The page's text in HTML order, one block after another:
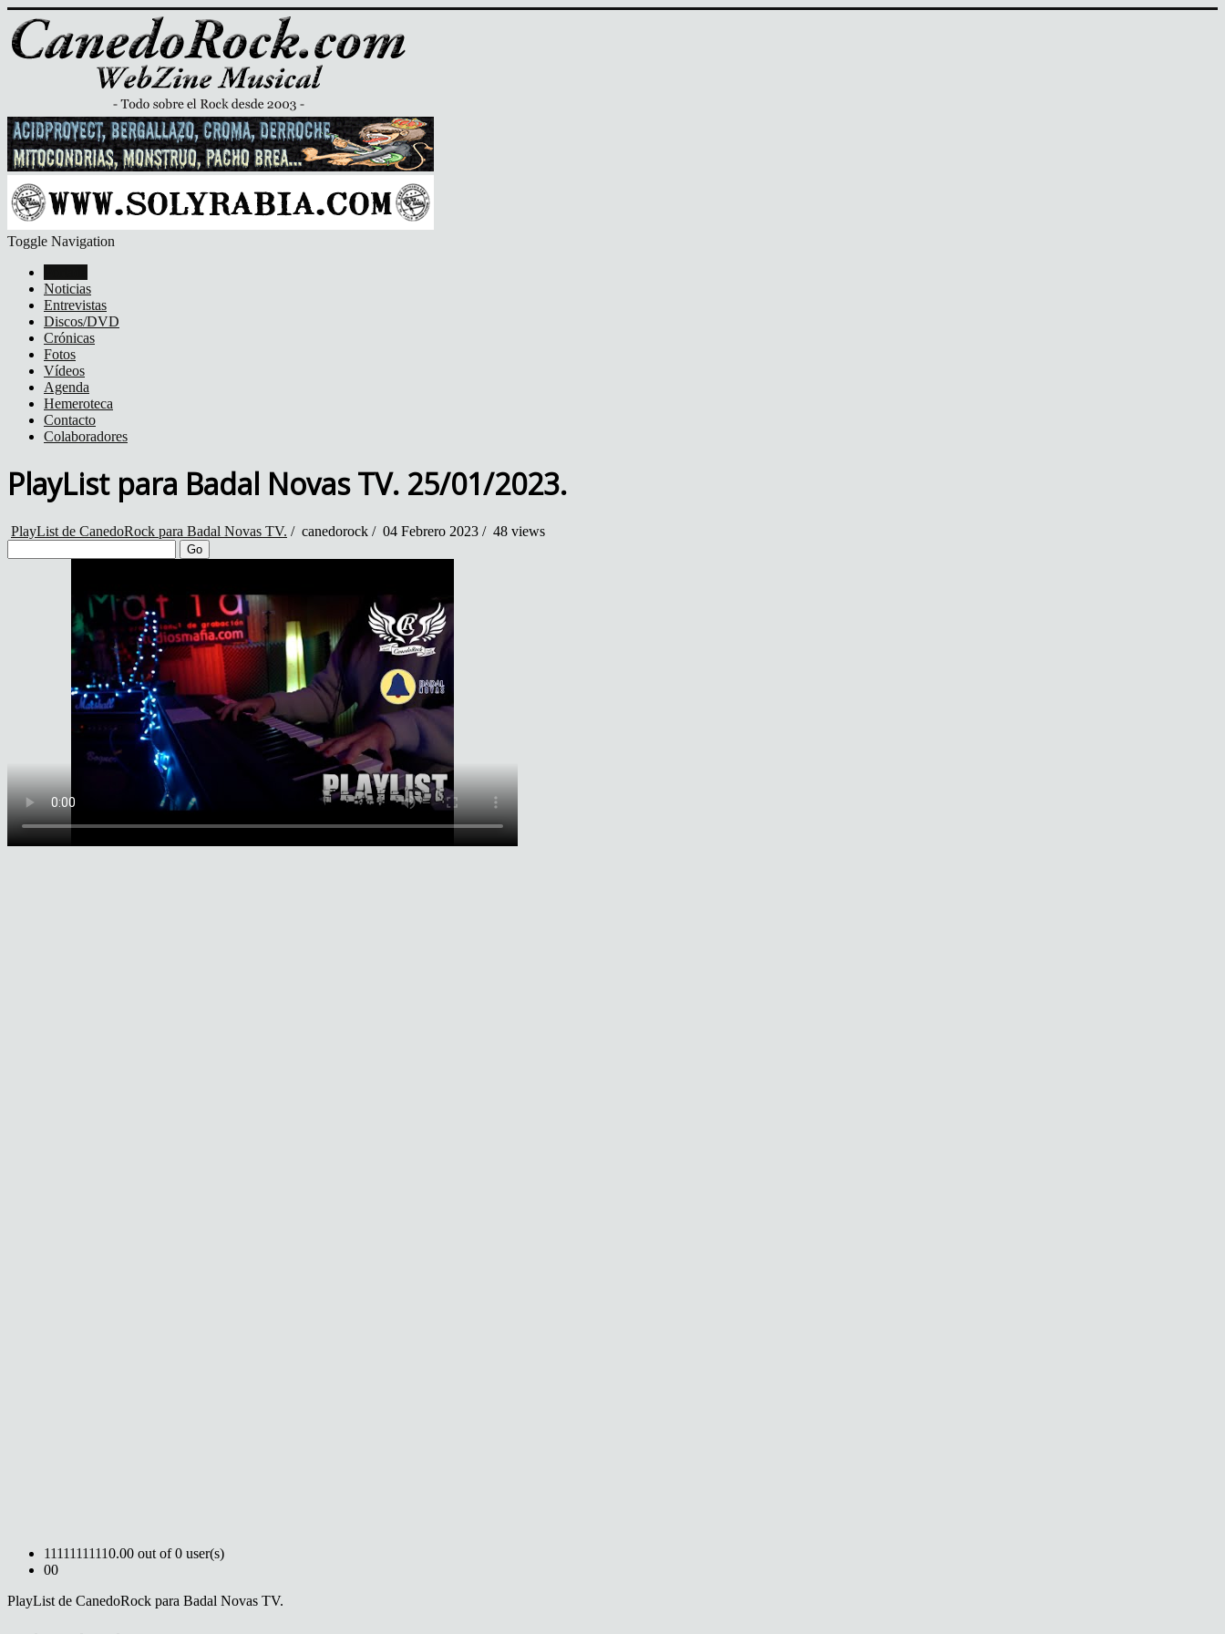
Toggle Navigation
Noticias
Entrevistas
Discos/DVD
Crónicas
Fotos
Vídeos
Agenda
Hemeroteca
Contacto
Colaboradores
PlayList para Badal Novas TV. 25/01/2023.
PlayList de CanedoRock para Badal Novas TV. / canedorock / 04 Febrero 2023 / 48 views
Go
11111111110.00 out of 0 user(s)
00
PlayList de CanedoRock para Badal Novas TV.